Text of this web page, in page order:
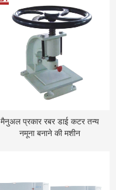
मैनुअल प्रकार रबर डाई कटर तन्य
नमूना बनाने की मशीन